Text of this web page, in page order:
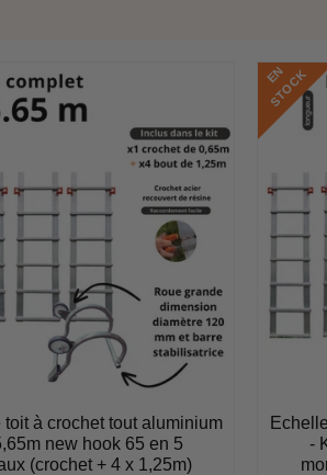
toit à crochet tout aluminium
new hook 65 en 5
(crochet + 4 x 1,25m)
E
N
S
T
O
C
K
-